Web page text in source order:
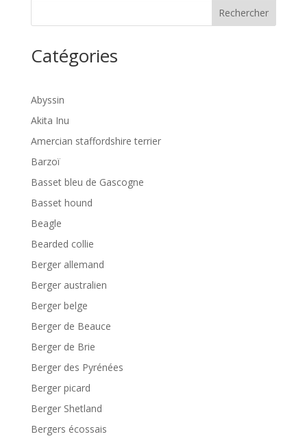
Rechercher
Catégories
Abyssin
Akita Inu
Amercian staffordshire terrier
Barzoï
Basset bleu de Gascogne
Basset hound
Beagle
Bearded collie
Berger allemand
Berger australien
Berger belge
Berger de Beauce
Berger de Brie
Berger des Pyrénées
Berger picard
Berger Shetland
Bergers écossais